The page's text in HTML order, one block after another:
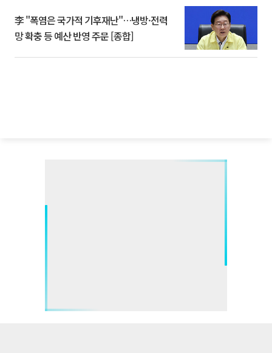
李 "폭염은 국가적 기후재난"…냉방·전력
망 확충 등 예산 반영 주문 [종합]